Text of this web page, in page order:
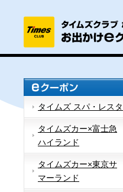
タイムズ スパ・レスタ
タイムズカー×富士急
ハイランド
タイムズカー×東京サ
マーランド